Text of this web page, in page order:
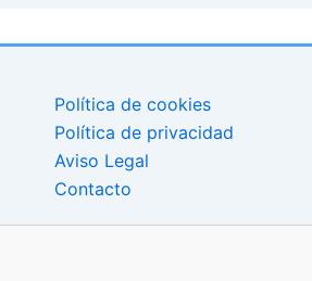
Política de cookies
Política de privacidad
Aviso Legal
Contacto